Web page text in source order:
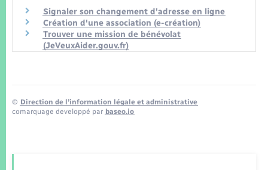
Signaler son changement d'adresse en ligne
Création d'une association (e-création)
Trouver une mission de bénévolat
(JeVeuxAider.gouv.fr)
© Direction de l’information légale et administrative
comarquage developpé par baseo.io